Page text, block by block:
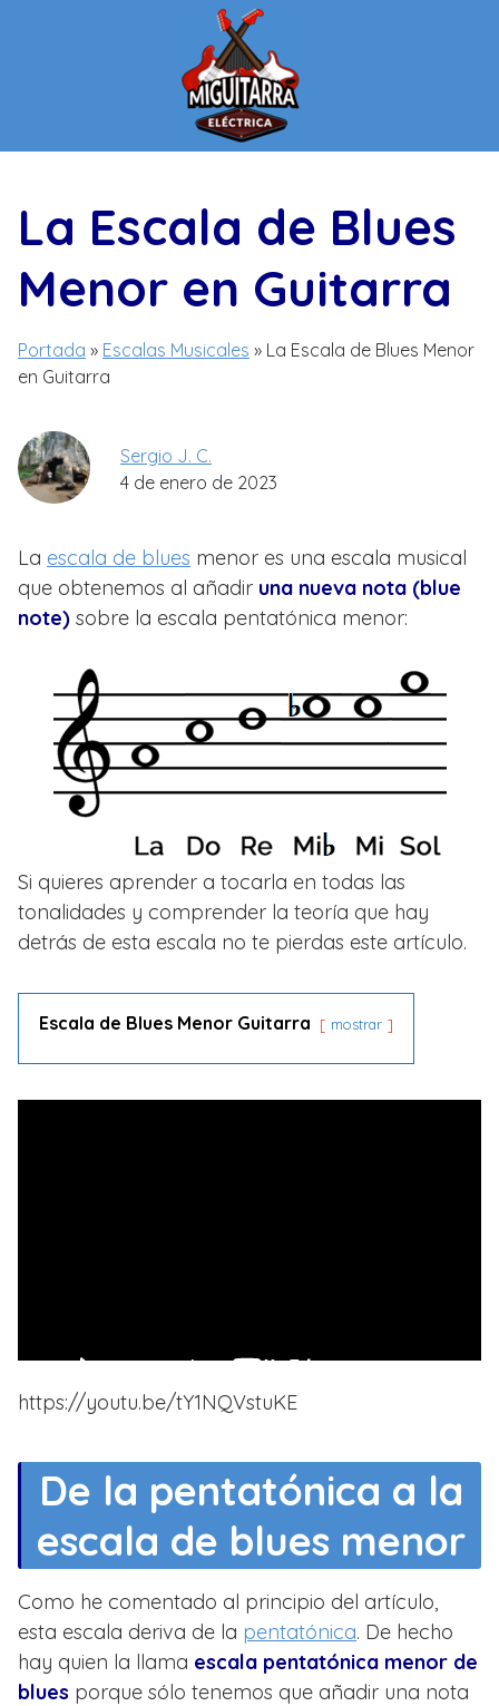
La Escala de Blues
Menor en Guitarra
Portada » Escalas Musicales » La Escala de Blues Menor
en Guitarra
Sergio J. C.
4 de enero de 2023
La escala de blues menor es una escala musical
que obtenemos al añadir una nueva nota (blue
note) sobre la escala pentatónica menor:
Si quieres aprender a tocarla en todas las
tonalidades y comprender la teoría que hay
detrás de esta escala no te pierdas este artículo.
Escala de Blues Menor Guitarra mostrar
https://youtu.be/tY1NQVstuKE
De la pentatónica a la
escala de blues menor
Como he comentado al principio del artículo,
esta escala deriva de la pentatónica. De hecho
hay quien la llama escala pentatónica menor de
blues porque sólo tenemos que añadir una nota